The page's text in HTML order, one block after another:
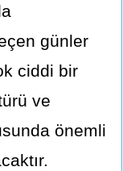
günler
ciddi bir
ve
önemli